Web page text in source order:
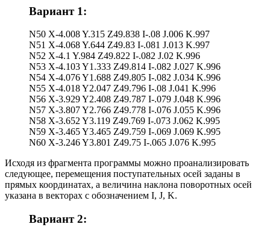
Вариант 1:
N50 X-4.008 Y.315 Z49.838 I-.08 J.006 K.997
N51 X-4.068 Y.644 Z49.83 I-.081 J.013 K.997
N52 X-4.1 Y.984 Z49.822 I-.082 J.02 K.996
N53 X-4.103 Y1.333 Z49.814 I-.082 J.027 K.996
N54 X-4.076 Y1.688 Z49.805 I-.082 J.034 K.996
N55 X-4.018 Y2.047 Z49.796 I-.08 J.041 K.996
N56 X-3.929 Y2.408 Z49.787 I-.079 J.048 K.996
N57 X-3.807 Y2.766 Z49.778 I-.076 J.055 K.996
N58 X-3.652 Y3.119 Z49.769 I-.073 J.062 K.995
N59 X-3.465 Y3.465 Z49.759 I-.069 J.069 K.995
N60 X-3.246 Y3.801 Z49.75 I-.065 J.076 K.995
Исходя из фрагмента программы можно проанализировать
следующее, перемещения поступательных осей заданы в
прямых координатах, а величина наклона поворотных осей
указана в векторах с обозначением I, J, K.
Вариант 2: